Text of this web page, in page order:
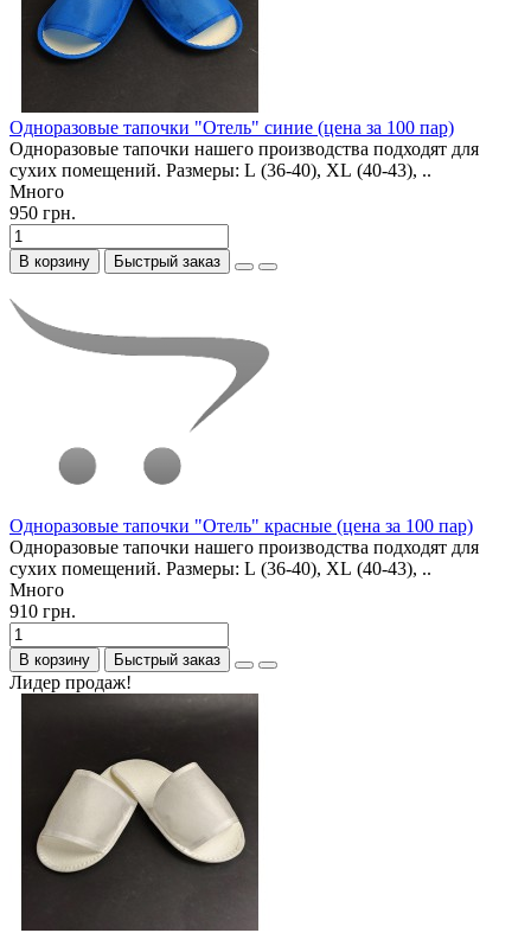
Одноразовые тапочки "Отель" синие (цена за 100 пар)
Одноразовые тапочки нашего производства подходят для
сухих помещений. Размеры: L (36-40), XL (40-43), ..
Много
950 грн.
В корзину Быстрый заказ
Одноразовые тапочки "Отель" красные (цена за 100 пар)
Одноразовые тапочки нашего производства подходят для
сухих помещений. Размеры: L (36-40), XL (40-43), ..
Много
910 грн.
В корзину Быстрый заказ
Лидер продаж!